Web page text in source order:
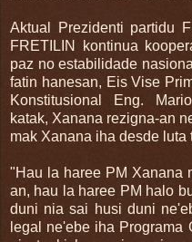
Aktual Prezidenti partidu
FRETILIN kontinua
paz no estabilidade
fatin hanesan, Eis Vise
Konstitusional Eng.
katak, Xanana rezigna-an
mak Xanana iha desde luta
"Hau la haree PM Xanana
an, hau la haree PM halo
duni nia sai husi duni
legal ne'ebe iha Programa